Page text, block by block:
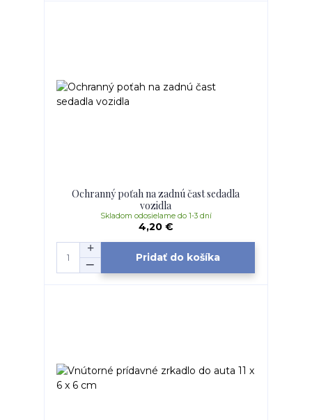
Ochranný poťah na zadnú čast sedadla
vozidla
4,20 €
Skladom odosielame do 1-3 dní
Pridať do košíka